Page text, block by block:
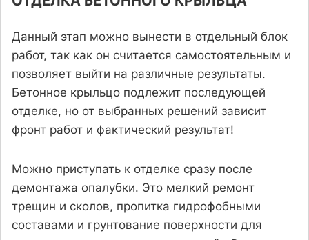
Данный этап можно вынести в отдельный блок
работ, так как он считается самостоятельным и
позволяет выйти на различные результаты.
Бетонное крыльцо подлежит последующей
отделке, но от выбранных решений зависит
фронт работ и фактический результат!
Можно приступать к отделке сразу после
демонтажа опалубки. Это мелкий ремонт
трещин и сколов, пропитка гидрофобными
составами и грунтование поверхности для